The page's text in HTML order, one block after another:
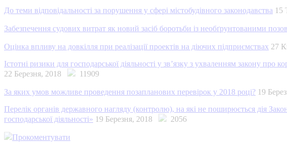
До теми відповідальності за порушення у сфері містобудівного законодавства 15
Забезпечення судових витрат як новий засіб боротьби із необґрунтованими
Оцінка впливу на довкілля при реалізації проектів на діючих підприємствах 27
Істотні ризики для господарської діяльності у зв’язку з ухваленням закону
22 Березня, 2018
11909
За яких умов можливе проведення позапланових перевірок у 2018 році? 19
Перелік органів державного нагляду (контролю), на які не поширюється дія
господарської діяльності» 19 Березня, 2018 2056
Прокоментувати